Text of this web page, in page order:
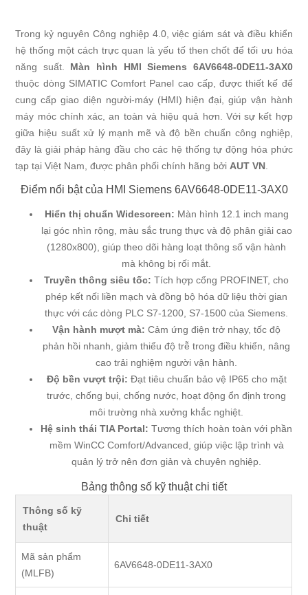
Trong kỷ nguyên Công nghiệp 4.0, việc giám sát và điều khiển
hệ thống một cách trực quan là yếu tố then chốt để tối ưu hóa
năng suất. Màn hình HMI Siemens 6AV6648-0DE11-3AX0
thuộc dòng SIMATIC Comfort Panel cao cấp, được thiết kế để
cung cấp giao diện người-máy (HMI) hiện đại, giúp vận hành
máy móc chính xác, an toàn và hiệu quả hơn. Với sự kết hợp
giữa hiệu suất xử lý mạnh mẽ và độ bền chuẩn công nghiệp,
đây là giải pháp hàng đầu cho các hệ thống tự động hóa phức
tạp tại Việt Nam, được phân phối chính hãng bởiAUT VN.
Điểm nổi bật của HMI Siemens 6AV6648-0DE11-3AX0
Hiển thị chuẩn Widescreen: Màn hình 12.1 inch mang
lại góc nhìn rộng, màu sắc trung thực và độ phân giải cao
(1280x800), giúp theo dõi hàng loạt thông số vận hành
mà không bị rối mắt.
Truyền thông siêu tốc: Tích hợp cổng PROFINET, cho
phép kết nối liền mạch và đồng bộ hóa dữ liệu thời gian
thực với các dòng PLC S7-1200, S7-1500 của Siemens.
Vận hành mượt mà: Cảm ứng điện trở nhạy, tốc độ
phản hồi nhanh, giảm thiểu độ trễ trong điều khiển, nâng
cao trải nghiệm người vận hành.
Độ bền vượt trội: Đạt tiêu chuẩn bảo vệ IP65 cho mặt
trước, chống bụi, chống nước, hoạt động ổn định trong
môi trường nhà xưởng khắc nghiệt.
Hệ sinh thái TIA Portal: Tương thích hoàn toàn với phần
mềm WinCC Comfort/Advanced, giúp việc lập trình và
quản lý trở nên đơn giản và chuyên nghiệp.
Bảng thông số kỹ thuật chi tiết
Thông số kỹ
thuật
Chi tiết
Mã sản phẩm
(MLFB)
6AV6648-0DE11-3AX0